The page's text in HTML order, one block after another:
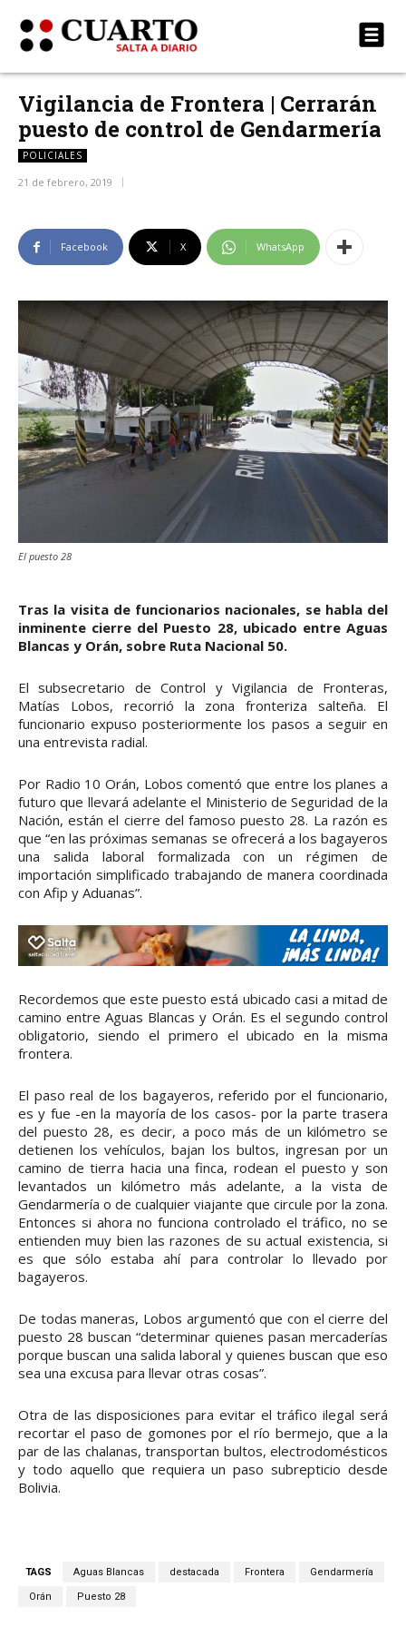
Vigilancia de Frontera | Cerrarán
puesto de control de Gendarmería
POLICIALES
21 de febrero, 2019
Facebook X WhatsApp
El puesto 28
Tras la visita de funcionarios nacionales, se habla del
inminente cierre del Puesto 28, ubicado entre Aguas
Blancas y Orán, sobre Ruta Nacional 50.
El subsecretario de Control y Vigilancia de Fronteras,
Matías Lobos, recorrió la zona fronteriza salteña. El
funcionario expuso posteriormente los pasos a seguir en
una entrevista radial.
Por Radio 10 Orán, Lobos comentó que entre los planes a
futuro que llevará adelante el Ministerio de Seguridad de la
Nación, están el cierre del famoso puesto 28. La razón es
que “en las próximas semanas se ofrecerá a los bagayeros
una salida laboral formalizada con un régimen de
importación simplificado trabajando de manera coordinada
con Afip y Aduanas”.
Recordemos que este puesto está ubicado casi a mitad de
camino entre Aguas Blancas y Orán. Es el segundo control
obligatorio, siendo el primero el ubicado en la misma
frontera.
El paso real de los bagayeros, referido por el funcionario,
es y fue -en la mayoría de los casos- por la parte trasera
del puesto 28, es decir, a poco más de un kilómetro se
detienen los vehículos, bajan los bultos, ingresan por un
camino de tierra hacia una finca, rodean el puesto y son
levantados un kilómetro más adelante, a la vista de
Gendarmería o de cualquier viajante que circule por la zona.
Entonces si ahora no funciona controlado el tráfico, no se
entienden muy bien las razones de su actual existencia, si
es que sólo estaba ahí para controlar lo llevado por
bagayeros.
De todas maneras, Lobos argumentó que con el cierre del
puesto 28 buscan “determinar quienes pasan mercaderías
porque buscan una salida laboral y quienes buscan que eso
sea una excusa para llevar otras cosas”.
Otra de las disposiciones para evitar el tráfico ilegal será
recortar el paso de gomones por el río bermejo, que a la
par de las chalanas, transportan bultos, electrodomésticos
y todo aquello que requiera un paso subrepticio desde
Bolivia.
TAGS Aguas Blancas destacada Frontera Gendarmería
Orán Puesto 28